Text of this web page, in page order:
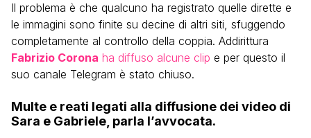
Il problema è che qualcuno ha registrato quelle dirette e
le immagini sono finite su decine di altri siti, sfuggendo
completamente al controllo della coppia. Addirittura
Fabrizio Corona ha diffuso alcune clip e per questo il
suo canale Telegram è stato chiuso.
Multe e reati legati alla diffusione dei video di
Sara e Gabriele, parla l’avvocata.